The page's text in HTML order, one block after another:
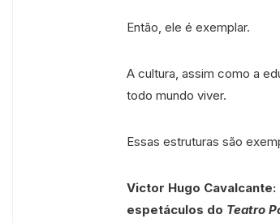
Então, ele é exemplar.
A cultura, assim como a
todo mundo viver.
Essas estruturas são
Victor Hugo Cavalcante:
espetáculos do Teatro